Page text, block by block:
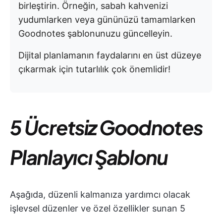
birleştirin. Örneğin, sabah kahvenizi
yudumlarken veya gününüzü tamamlarken
Goodnotes şablonunuzu güncelleyin.
Dijital planlamanın faydalarını en üst düzeye
çıkarmak için tutarlılık çok önemlidir!
5 Ücretsiz Goodnotes
Planlayıcı Şablonu
Aşağıda, düzenli kalmanıza yardımcı olacak
işlevsel düzenler ve özel özellikler sunan 5